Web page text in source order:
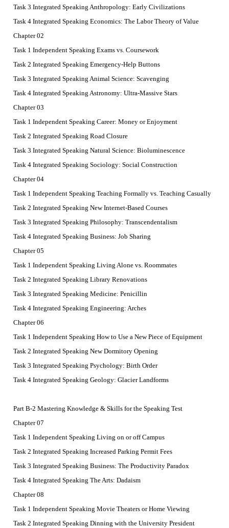
Task 3 Integrated Speaking Anthropology: Early Civilizations
Task 4 Integrated Speaking Economics: The Labor Theory of Value
Chapter 02
Task 1 Independent Speaking Exams vs. Coursework
Task 2 Integrated Speaking Emergency-Help Buttons
Task 3 Integrated Speaking Animal Science: Scavenging
Task 4 Integrated Speaking Astronomy: Ultra-Massive Stars
Chapter 03
Task 1 Independent Speaking Career: Money or Enjoyment
Task 2 Integrated Speaking Road Closure
Task 3 Integrated Speaking Natural Science: Bioluminescence
Task 4 Integrated Speaking Sociology: Social Construction
Chapter 04
Task 1 Independent Speaking Teaching Formally vs. Teaching Casually
Task 2 Integrated Speaking New Internet-Based Courses
Task 3 Integrated Speaking Philosophy: Transcendentalism
Task 4 Integrated Speaking Business: Job Sharing
Chapter 05
Task 1 Independent Speaking Living Alone vs. Roommates
Task 2 Integrated Speaking Library Renovations
Task 3 Integrated Speaking Medicine: Penicillin
Task 4 Integrated Speaking Engineering: Arches
Chapter 06
Task 1 Independent Speaking How to Use a New Piece of Equipment
Task 2 Integrated Speaking New Dormitory Opening
Task 3 Integrated Speaking Psychology: Birth Order
Task 4 Integrated Speaking Geology: Glacier Landforms
Part B-2 Mastering Knowledge & Skills for the Speaking Test
Chapter 07
Task 1 Independent Speaking Living on or off Campus
Task 2 Integrated Speaking Increased Parking Permit Fees
Task 3 Integrated Speaking Business: The Productivity Paradox
Task 4 Integrated Speaking The Arts: Dadaism
Chapter 08
Task 1 Independent Speaking Movie Theaters or Home Viewing
Task 2 Integrated Speaking Dinning with the University President